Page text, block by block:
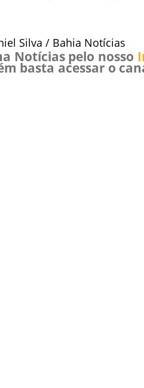
Silva / Bahia Notícias
Notícias pelo nosso
basta acessar o